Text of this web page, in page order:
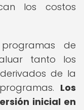
los costos
de
tanto los
de la
Los
inicial en